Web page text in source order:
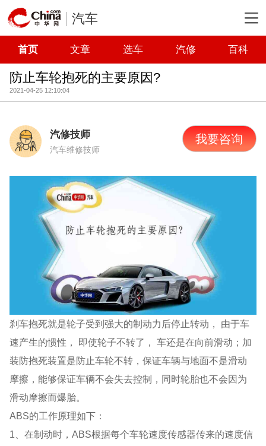
汽车
首页 文章 选车 汽修 百科
防止车轮抱死的主要原因?
2021-04-25 12:10:04
汽修技师
汽车维修技师
我要咨询
刹车抱死就是轮子受到强大的制动力后停止转动， 由于车
速产生的惯性， 即使轮子不转了， 车还是在向前滑动；加
装防抱死装置是防止车轮不转，保证车辆与地面不是滑动
摩擦，能够保证车辆不会失去控制，同时轮胎也不会因为
滑动摩擦而爆胎。
ABS的工作原理如下：
1、在制动时，ABS根据每个车轮速度传感器传来的速度信